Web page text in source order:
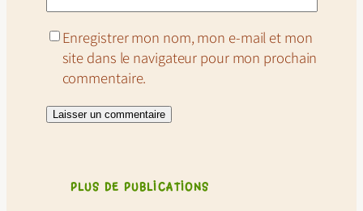
Enregistrer mon nom, mon e-mail et mon
site dans le navigateur pour mon prochain
commentaire.
PLUS DE PUBLICATIONS